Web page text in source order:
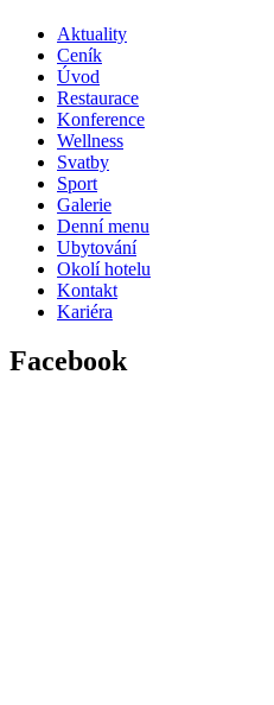
Aktuality
Ceník
Úvod
Restaurace
Konference
Wellness
Svatby
Sport
Galerie
Denní menu
Ubytování
Okolí hotelu
Kontakt
Kariéra
Facebook